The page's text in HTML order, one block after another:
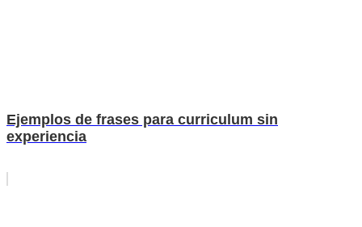
Ejemplos de frases para curriculum sin
experiencia